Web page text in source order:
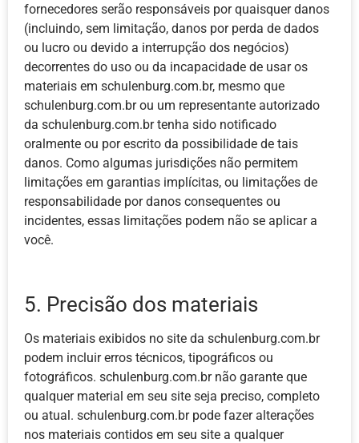
fornecedores serão responsáveis ​​por quaisquer danos
(incluindo, sem limitação, danos por perda de dados
ou lucro ou devido a interrupção dos negócios)
decorrentes do uso ou da incapacidade de usar os
materiais em schulenburg.com.br, mesmo que
schulenburg.com.br ou um representante autorizado
da schulenburg.com.br tenha sido notificado
oralmente ou por escrito da possibilidade de tais
danos. Como algumas jurisdições não permitem
limitações em garantias implícitas, ou limitações de
responsabilidade por danos consequentes ou
incidentes, essas limitações podem não se aplicar a
você.
5. Precisão dos materiais
Os materiais exibidos no site da schulenburg.com.br
podem incluir erros técnicos, tipográficos ou
fotográficos. schulenburg.com.br não garante que
qualquer material em seu site seja preciso, completo
ou atual. schulenburg.com.br pode fazer alterações
nos materiais contidos em seu site a qualquer